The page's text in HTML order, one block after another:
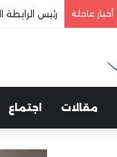
أخبار عاجلة الفري
مقالات اجتماع